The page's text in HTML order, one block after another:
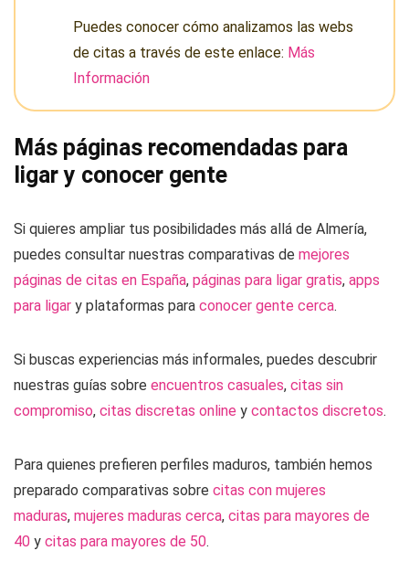
Puedes conocer cómo analizamos las webs
de citas a través de este enlace: Más
Información
Más páginas recomendadas para
ligar y conocer gente
Si quieres ampliar tus posibilidades más allá de Almería,
puedes consultar nuestras comparativas de mejores
páginas de citas en España, páginas para ligar gratis, apps
para ligar y plataformas para conocer gente cerca.
Si buscas experiencias más informales, puedes descubrir
nuestras guías sobre encuentros casuales, citas sin
compromiso, citas discretas online y contactos discretos.
Para quienes prefieren perfiles maduros, también hemos
preparado comparativas sobre citas con mujeres
maduras, mujeres maduras cerca, citas para mayores de
40 y citas para mayores de 50.